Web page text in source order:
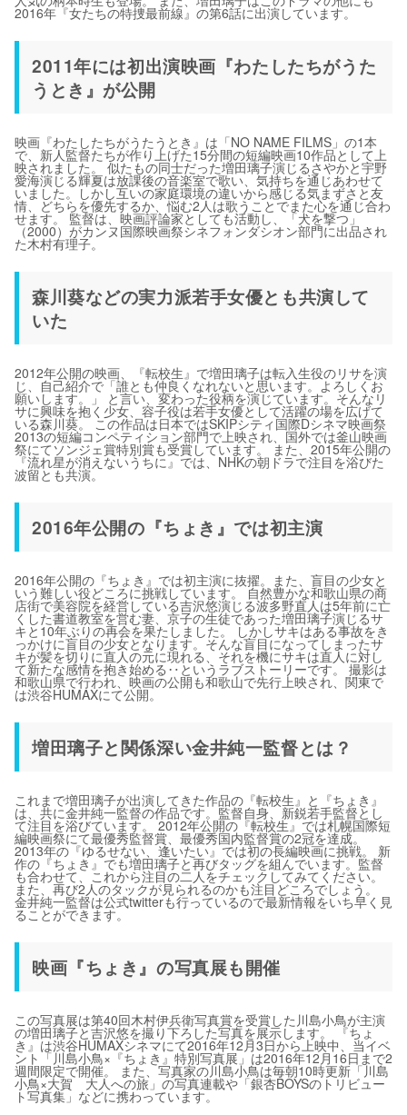
2016年『女たちの特捜最前線』の第6話に出演しています。
2011年には初出演映画『わたしたちがうた
うとき』が公開
映画『わたしたちがうたうとき』は「NO NAME FILMS」の1本
で、新人監督たちが作り上げた15分間の短編映画10作品として上
映されました。 似たもの同士だった増田璃子演じるさやかと宇野
愛海演じる輝夏は放課後の音楽室で歌い、気持ちを通じあわせて
いました。しかし互いの家庭環境の違いから感じる気まずさと友
情、どちらを優先するか、悩む2人は歌うことでまた心を通じ合わ
せます。 監督は、映画評論家としても活動し、「犬を撃つ」
（2000）がカンヌ国際映画祭シネフォンダシオン部門に出品され
た木村有理子。
森川葵などの実力派若手女優とも共演して
いた
2012年公開の映画、『転校生』で増田璃子は転入生役のリサを演
じ、自己紹介で「誰とも仲良くなれないと思います。よろしくお
願いします。」 と言い、変わった役柄を演じています。そんなリ
サに興味を抱く少女、容子役は若手女優として活躍の場を広げて
いる森川葵。 この作品は日本ではSKIPシティ国際Dシネマ映画祭
2013の短編コンペティション部門で上映され、国外では釜山映画
祭にてソンジェ賞特別賞も受賞しています。 また、2015年公開の
『流れ星が消えないうちに』では、NHKの朝ドラで注目を浴びた
波留とも共演。
2016年公開の『ちょき』では初主演
2016年公開の『ちょき』では初主演に抜擢。また、盲目の少女と
いう難しい役どころに挑戦しています。 自然豊かな和歌山県の商
店街で美容院を経営している吉沢悠演じる波多野直人は5年前に亡
くした書道教室を営む妻、京子の生徒であった増田璃子演じるサ
キと10年ぶりの再会を果たしました。 しかしサキはある事故をき
っかけに盲目の少女となります。そんな盲目になってしまったサ
キが髪を切りに直人の元に現れる、それを機にサキは直人に対し
て新たな感情を抱き始める‥というラブストーリーです。 撮影は
和歌山県で行われ、映画の公開も和歌山で先行上映され、関東で
は渋谷HUMAXにて公開。
増田璃子と関係深い金井純一監督とは？
これまで増田璃子が出演してきた作品の『転校生』と『ちょき』
は、共に金井純一監督の作品です。監督自身、新鋭若手監督とし
て注目を浴びています。 2012年公開の『転校生』では札幌国際短
編映画祭にて最優秀監督賞、最優秀国内監督賞の2冠を達成。
2013年の『ゆるせない、逢いたい』では初の長編映画に挑戦。 新
作の『ちょき』でも増田璃子と再びタッグを組んでいます。監督
も合わせて、これから注目の二人をチェックしてみてください。
また、再び2人のタックが見られるのかも注目どころでしょう。
金井純一監督は公式twitterも行っているので最新情報をいち早く見
ることができます。
映画『ちょき』の写真展も開催
この写真展は第40回木村伊兵衛写真賞を受賞した川島小鳥が主演
の増田璃子と吉沢悠を撮り下ろした写真を展示します。 『ちょ
き』は渋谷HUMAXシネマにて2016年12月3日から上映中、当イベ
ント「川島小鳥×『ちょき』特別写真展」は2016年12月16日まで2
週間限定で開催。 また、写真家の川島小鳥は毎朝10時更新「川島
小鳥×大賀 大人への旅」の写真連載や「銀杏BOYSのトリビュー
ト写真集」などに携わっています。